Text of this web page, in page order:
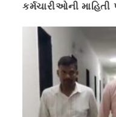
કર્મચારીઓની